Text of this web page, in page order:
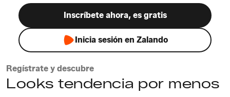
Inscríbete ahora, es gratis
Inicia sesión en Zalando
Regístrate y descubre
Looks tendencia por menos